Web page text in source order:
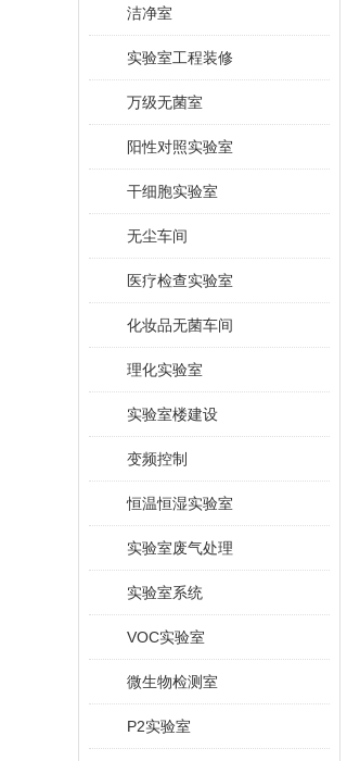
洁净室
实验室工程装修
万级无菌室
阳性对照实验室
干细胞实验室
无尘车间
医疗检查实验室
化妆品无菌车间
理化实验室
实验室楼建设
变频控制
恒温恒湿实验室
实验室废气处理
实验室系统
VOC实验室
微生物检测室
P2实验室